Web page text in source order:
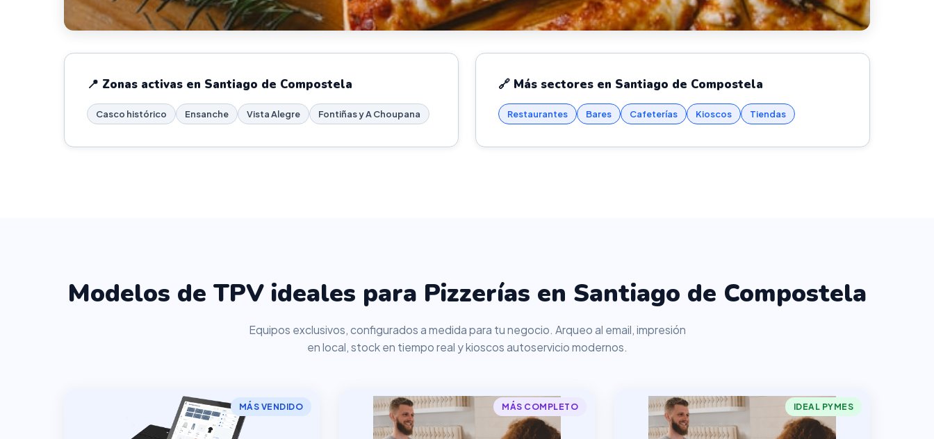
📍 Zonas activas en Santiago de Compostela
Casco histórico Ensanche Vista Alegre Fontiñas y A Choupana
🔗 Más sectores en Santiago de Compostela
Restaurantes Bares Cafeterías Kioscos Tiendas
Modelos de TPV ideales para Pizzerías en Santiago de Compostela
Equipos exclusivos, configurados a medida para tu negocio. Arqueo al email, impresión
en local, stock en tiempo real y kioscos autoservicio modernos.
MÁS VENDIDO MÁS COMPLETO IDEAL PYMES